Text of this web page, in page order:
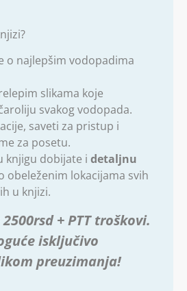
o najlepšim vodopadima
slikama koje
svakog vodopada.
saveti za pristup i
za posetu.
knjigu dobijate i detaljnu
obeleženim lokacijama svih
u knjizi.
+ PTT troškovi.
isključivo
preuzimanja!